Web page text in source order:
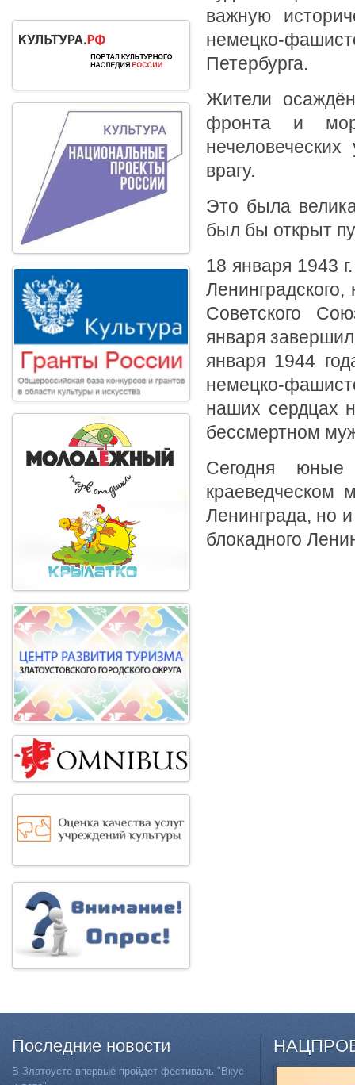
важную
немецко-
Петербурга.
Жители
фронта и
врагу.
Это была
был бы открыт
18 января 1943
Советского
января
января 1944
немецко-
наших сердцах
бессмертном
Сегодня юные
краеведческом
Ленинграда, но
блокадного
Последние новости
В Златоусте впервые пройдет фестиваль "Вкус